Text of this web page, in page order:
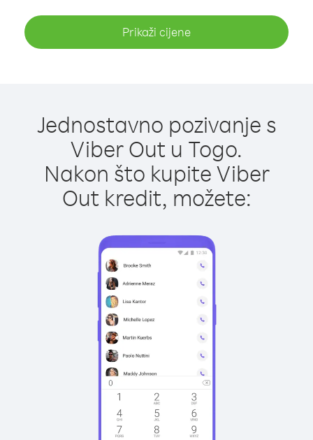
Prikaži cijene
Jednostavno pozivanje s
Viber Out u Togo.
Nakon što kupite Viber
Out kredit, možete: